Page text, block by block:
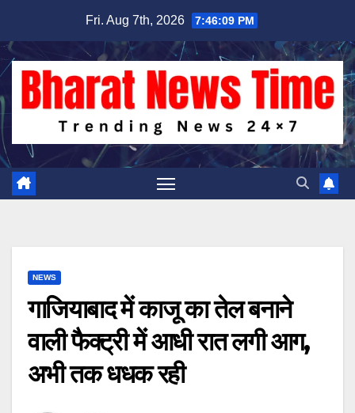
content
Fri. Aug 7th, 2026 7:46:10 PM
NEWS
गाजियाबाद में काजू का तेल बनाने
वाली फैक्ट्री में आधी रात लगी आग,
अभी तक धधक रही